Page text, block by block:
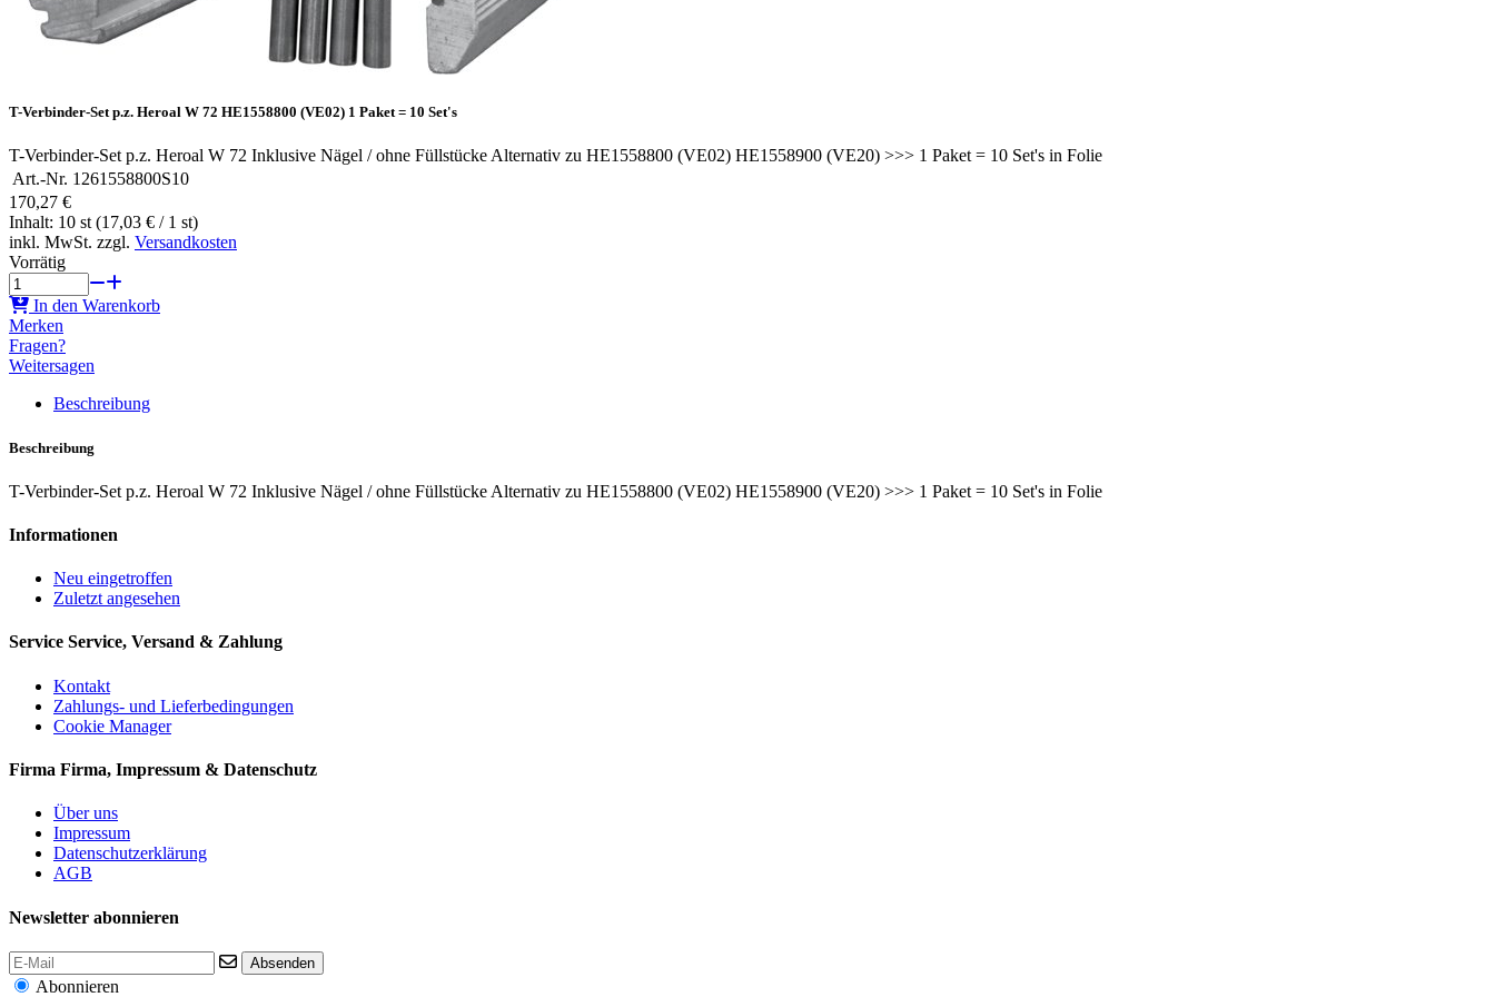
T-Verbinder-Set p.z. Heroal W 72 HE1558800 (VE02) 1 Paket = 10 Set's
T-Verbinder-Set p.z. Heroal W 72 Inklusive Nägel / ohne Füllstücke Alternativ zu HE1558800 (VE02) HE1558900 (VE20) >>> 1 Paket = 10 Set's in Folie
Art.-Nr. 1261558800S10
170,27 €
Inhalt: 10 st (17,03 € / 1 st)
inkl. MwSt. zzgl. Versandkosten
Vorrätig
In den Warenkorb
Merken
Fragen?
Weitersagen
Beschreibung
Beschreibung
T-Verbinder-Set p.z. Heroal W 72 Inklusive Nägel / ohne Füllstücke Alternativ zu HE1558800 (VE02) HE1558900 (VE20) >>> 1 Paket = 10 Set's in Folie
Informationen
Neu eingetroffen
Zuletzt angesehen
Service Service, Versand & Zahlung
Kontakt
Zahlungs- und Lieferbedingungen
Cookie Manager
Firma Firma, Impressum & Datenschutz
Über uns
Impressum
Datenschutzerklärung
AGB
Newsletter abonnieren
Absenden
Abonnieren